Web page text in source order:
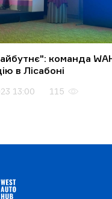
команда
в Лісабоні
13:00 115